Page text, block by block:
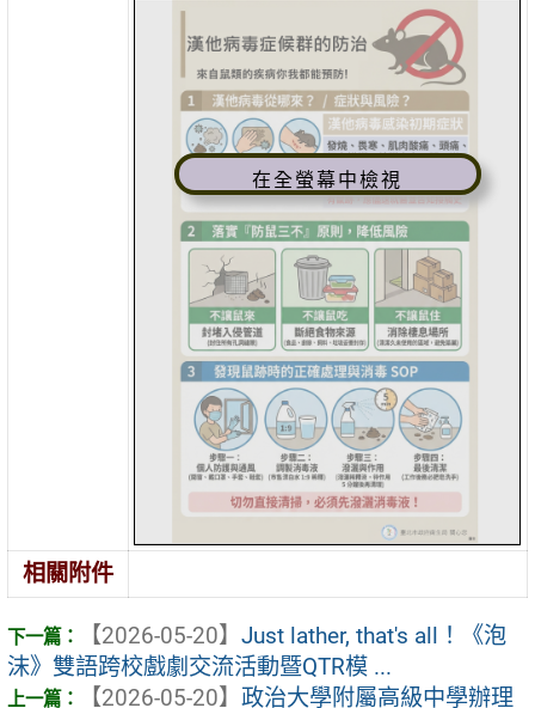
在全螢幕中檢視
相關附件
【2026-05-20】 Just lather, that's all！《泡
沫》雙語跨校戲劇交流活動暨QTR模 ...
【2026-05-20】 政治大學附屬高級中學辦理